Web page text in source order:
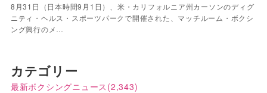
8月31日（日本時間9月1日）、米・カリフォルニア州カーソンのディグ
ニティ・ヘルス・スポーツパークで開催された、マッチルーム・ボクシ
ング興行のメ…
カテゴリー
最新ボクシングニュース (2,343)